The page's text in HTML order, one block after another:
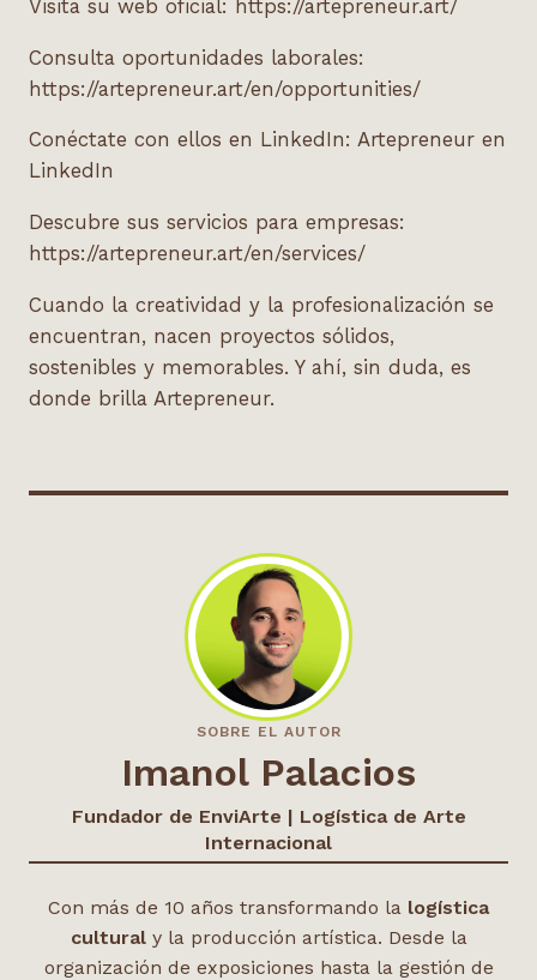
Visita su web oficial: https://artepreneur.art/
Consulta oportunidades laborales:
https://artepreneur.art/en/opportunities/
Conéctate con ellos en LinkedIn: Artepreneur en
LinkedIn
Descubre sus servicios para empresas:
https://artepreneur.art/en/services/
Cuando la creatividad y la profesionalización se
encuentran, nacen proyectos sólidos,
sostenibles y memorables. Y ahí, sin duda, es
donde brilla Artepreneur.
SOBRE EL AUTOR
Imanol Palacios
Fundador de EnviArte | Logística de Arte
Internacional
Con más de 10 años transformando la logística
culturaly la producción artística. Desde la
organización de exposiciones hasta la gestión de